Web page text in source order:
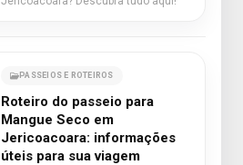
PASSEIOS E ROTEIROS
Roteiro do passeio para
Mangue Seco em
Jericoacoara: informações
úteis para sua viagem